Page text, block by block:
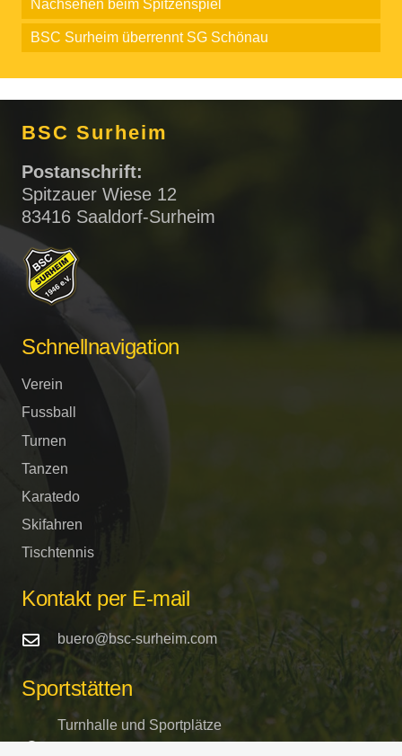
Nachsehen beim Spitzenspiel
BSC Surheim überrennt SG Schönau
BSC Surheim
Postanschrift:
Spitzauer Wiese 12
83416 Saaldorf-Surheim
Schnellnavigation
Verein
Fussball
Turnen
Tanzen
Karatedo
Skifahren
Tischtennis
Kontakt per E-mail
buero@bsc-surheim.com
Sportstätten
Turnhalle und Sportplätze